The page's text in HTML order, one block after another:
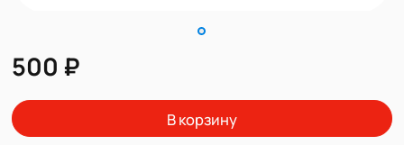
500 ₽
В корзину